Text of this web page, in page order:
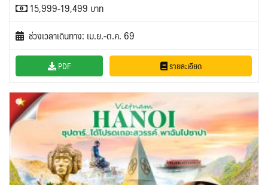
15,999-19,499 บาท
ช่วงเวลาเดินทาง: เม.ย.-ต.ค. 69
PDF รายละเอียด